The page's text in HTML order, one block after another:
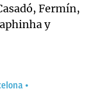
Fermín,
y